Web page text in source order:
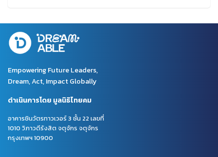
Empowering Future Leaders,
Dream, Act, Impact Globally
ดำเนินการโดย มูลนิธิไทยคม
อาคารชินวัตรทาวเวอร์ 3 ชั้น 22 เลขที่
1010 วิภาวดีรังสิต จตุจักร จตุจักร
กรุงเทพฯ 10900